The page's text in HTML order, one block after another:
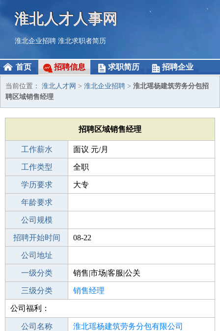
淮北人才人事网
淮北企业招聘 淮北求职者简历
首页 招聘信息 求职简历 招聘企业
当前位置： 淮北人才网 > 淮北企业招聘 > 淮北瑶杨建筑劳务分包招
聘区域销售经理
招聘区域销售经理
工作薪水 面议 元/月
招聘人数 1人
工作类型 全职
性别要求 -
学历要求 大专
工作经验
年龄要求
工作地点
公司规模
公司电话
招聘开始时间 08-22
招聘结束时间
公司地址
一级分类 销售|市场|客服|公关
二级分类 销售
三级分类 销售经理
其他行业
公司福利：
公司名称 淮北瑶杨建筑劳务分包有限公司